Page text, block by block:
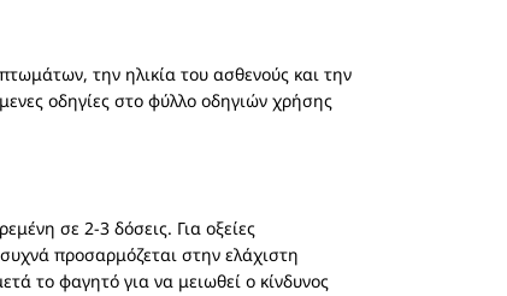
την ηλικία του ασθενούς και την
οδηγίες στο φύλλο οδηγιών χρήσης
σε 2-3 δόσεις. Για οξείες
προσαρμόζεται στην ελάχιστη
το φαγητό για να μειωθεί ο κίνδυνος